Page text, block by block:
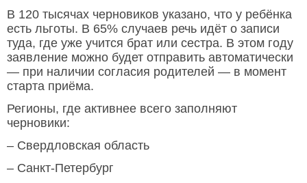
В 120 тысячах черновиков указано, что у ребёнка
есть льготы. В 65% случаев речь идёт о записи
туда, где уже учится брат или сестра. В этом году
заявление можно будет отправить автоматически
— при наличии согласия родителей — в момент
старта приёма.
Регионы, где активнее всего заполняют
черновики:
– Свердловская область
– Санкт-Петербург